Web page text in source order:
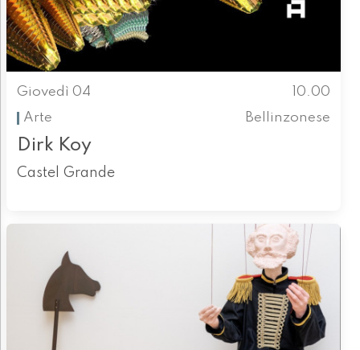
Giovedì 04
10.00
Arte
Bellinzonese
Dirk Koy
Castel Grande